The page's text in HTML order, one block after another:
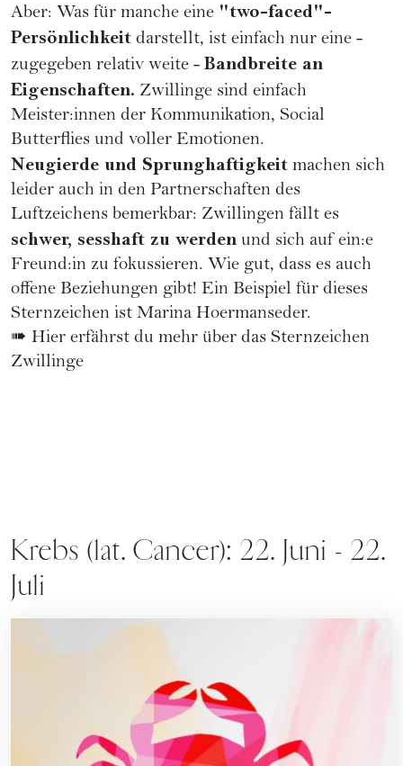
Aber: Was für manche eine "two-faced"-
Persönlichkeit darstellt, ist einfach nur eine -
zugegeben relativ weite - Bandbreite an
Eigenschaften. Zwillinge sind einfach
Meister:innen der Kommunikation, Social
Butterflies und voller Emotionen.
Neugierde und Sprunghaftigkeit machen sich
leider auch in den Partnerschaften des
Luftzeichens bemerkbar: Zwillingen fällt es
schwer, sesshaft zu werden und sich auf ein:e
Freund:in zu fokussieren. Wie gut, dass es auch
offene Beziehungen gibt! Ein Beispiel für dieses
Sternzeichen ist Marina Hoermanseder.
➠ Hier erfährst du mehr über das Sternzeichen
Zwillinge
Krebs (lat. Cancer): 22. Juni - 22.
Juli